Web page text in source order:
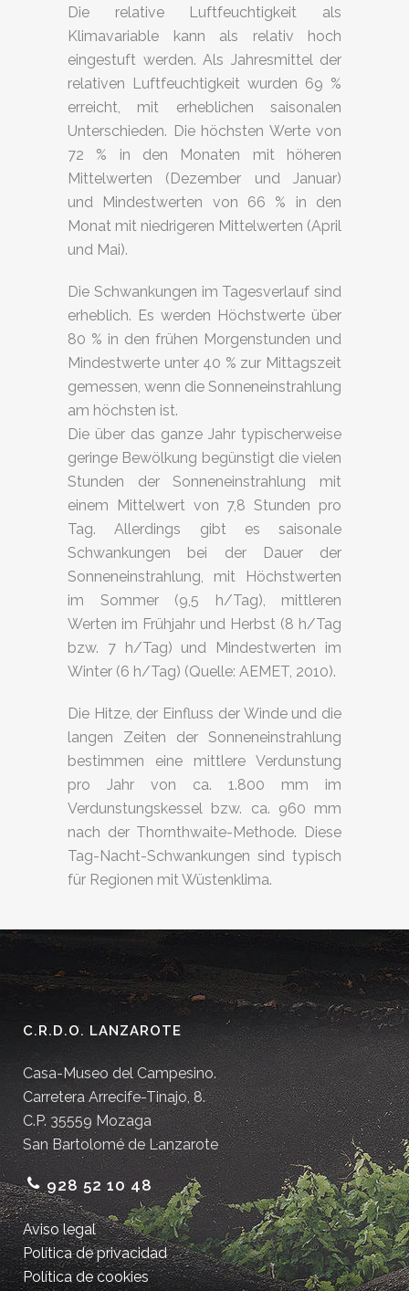
Die relative Luftfeuchtigkeit als
Klimavariable kann als relativ hoch
eingestuft werden. Als Jahresmittel der
relativen Luftfeuchtigkeit wurden 69 %
erreicht, mit erheblichen saisonalen
Unterschieden. Die höchsten Werte von
72 % in den Monaten mit höheren
Mittelwerten (Dezember und Januar)
und Mindestwerten von 66 % in den
Monat mit niedrigeren Mittelwerten (April
und Mai).
Die Schwankungen im Tagesverlauf sind
erheblich. Es werden Höchstwerte über
80 % in den frühen Morgenstunden und
Mindestwerte unter 40 % zur Mittagszeit
gemessen, wenn die Sonneneinstrahlung
am höchsten ist.
Die über das ganze Jahr typischerweise
geringe Bewölkung begünstigt die vielen
Stunden der Sonneneinstrahlung mit
einem Mittelwert von 7,8 Stunden pro
Tag. Allerdings gibt es saisonale
Schwankungen bei der Dauer der
Sonneneinstrahlung, mit Höchstwerten
im Sommer (9,5 h/Tag), mittleren
Werten im Frühjahr und Herbst (8 h/Tag
bzw. 7 h/Tag) und Mindestwerten im
Winter (6 h/Tag) (Quelle: AEMET, 2010).
Die Hitze, der Einfluss der Winde und die
langen Zeiten der Sonneneinstrahlung
bestimmen eine mittlere Verdunstung
pro Jahr von ca. 1.800 mm im
Verdunstungskessel bzw. ca. 960 mm
nach der Thornthwaite-Methode. Diese
Tag-Nacht-Schwankungen sind typisch
für Regionen mit Wüstenklima.
C.R.D.O. LANZAROTE
Casa-Museo del Campesino.
Carretera Arrecife-Tinajo, 8.
C.P. 35559 Mozaga
San Bartolomé de Lanzarote
928 52 10 48
Aviso legal
Política de privacidad
Política de cookies